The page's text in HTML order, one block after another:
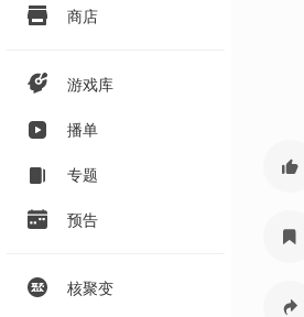
商店
游戏库
播单
专题
预告
核聚变